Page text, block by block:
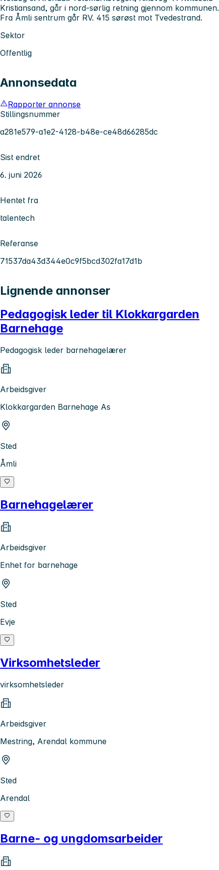
Kristiansand, går i nord-sørlig retning gjennom kommunen.
Fra Åmli sentrum går RV. 415 sørøst mot Tvedestrand.
Sektor
Offentlig
Annonsedata
Rapporter annonse
Stillingsnummer
a281e579-a1e2-4128-b48e-ce48d66285dc
Sist endret
6. juni 2026
Hentet fra
talentech
Referanse
71537da43d344e0c9f5bcd302fa17d1b
Lignende annonser
Pedagogisk leder til Klokkargarden
Barnehage
Pedagogisk leder barnehagelærer
Arbeidsgiver
Klokkargarden Barnehage As
Sted
Åmli
Barnehagelærer
Arbeidsgiver
Enhet for barnehage
Sted
Evje
Virksomhetsleder
virksomhetsleder
Arbeidsgiver
Mestring, Arendal kommune
Sted
Arendal
Barne- og ungdomsarbeider